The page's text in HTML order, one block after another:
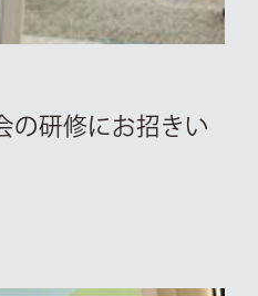
の研修にお招きい